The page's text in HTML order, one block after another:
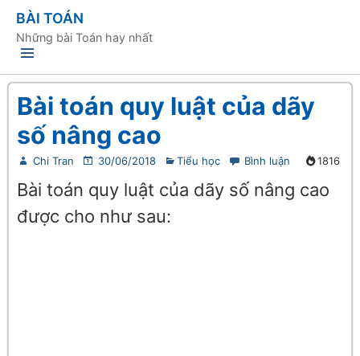
BÀI TOÁN
Những bài Toán hay nhất
Bài toán quy luật của dãy
số nâng cao
Chi Tran 30/06/2018 Tiểu học Bình luận 1816
Bài toán quy luật của dãy số nâng cao
được cho như sau: